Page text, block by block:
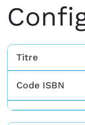
Titre
Code ISBN